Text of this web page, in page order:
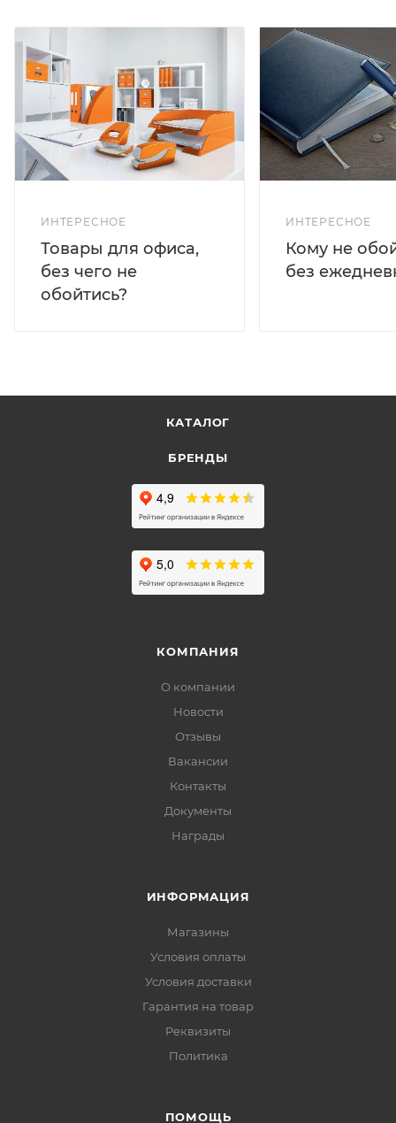
ИНТЕРЕСНОЕ
Товары для офиса,
без чего не
обойтись?
ИНТЕРЕСНОЕ
Кому не
без
КАТАЛОГ
БРЕНДЫ
КОМПАНИЯ
О компании
Новости
Отзывы
Вакансии
Контакты
Документы
Награды
ИНФОРМАЦИЯ
Магазины
Условия оплаты
Условия доставки
Гарантия на товар
Реквизиты
Политика
ПОМОЩЬ